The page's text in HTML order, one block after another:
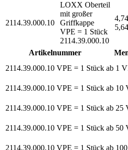
2114.39.000.10
LOXX Oberteil
mit großer
Griffkappe
VPE = 1 Stück
2114.39.000.10
Artikelnummer
2114.39.000.10 VPE = 1 Stück ab 1
2114.39.000.10 VPE = 1 Stück ab 10
2114.39.000.10 VPE = 1 Stück ab 25
2114.39.000.10 VPE = 1 Stück ab 50
2114.39.000.10 VPE = 1 Stück ab 100